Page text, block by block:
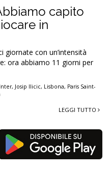
capito
in
giornate con un’intensità
ora abbiamo 11 giorni per
Inter, Josip Ilicic, Lisbona, Paris Saint-
LEGGI TUTTO